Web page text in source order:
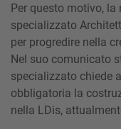
Per questo motivo,
specializzato
per progredire nella
Nel suo comunicato
specializzato chiede
obbligatoria la
nella LDis,